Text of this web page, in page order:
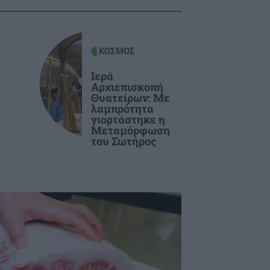
ΚΟΣΜΟΣ
Ιερά
Αρχιεπισκοπή
Θυατείρων: Με
λαμπρότητα
γιορτάστηκε η
Μεταμόρφωση
του Σωτήρος